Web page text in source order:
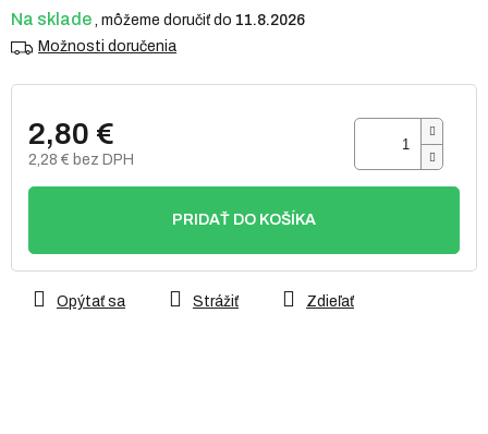
Na sklade
11.8.2026
Možnosti doručenia
2,80 €
2,28 € bez DPH
Jednotková
PRIDAŤ DO KOŠÍKA
Opýtať sa Strážiť Zdieľať